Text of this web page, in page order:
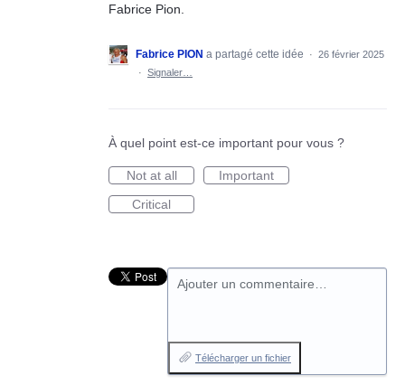
Fabrice Pion.
Fabrice PION a partagé cette idée · 26 février 2025
· Signaler…
À quel point est-ce important pour vous ?
Not at all
Important
Critical
Ajouter un commentaire…
Télécharger un fichier